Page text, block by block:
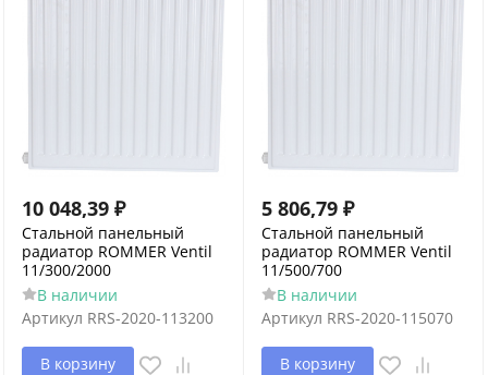
10 048,39 ₽
Стальной панельный
радиатор ROMMER Ventil
11/300/2000
В наличии
Артикул RRS-2020-113200
В корзину
5 806,79 ₽
Стальной панельный
радиатор ROMMER Ventil
11/500/700
В наличии
Артикул RRS-2020-115070
В корзину